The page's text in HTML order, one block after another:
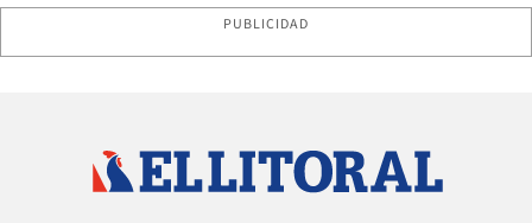
PUBLICIDAD